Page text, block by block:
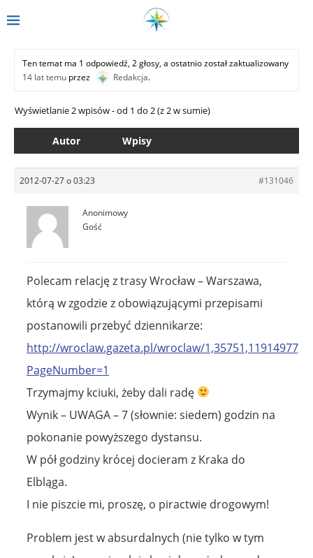
Ten temat ma 1 odpowiedź, 2 głosy, a ostatnio został zaktualizowany
14 lat temu przez Redakcja.
Wyświetlanie 2 wpisów - od 1 do 2 (z 2 w sumie)
Autor Wpisy
2012-07-27 o 03:23 #131046
Anonimowy
Gość
Polecam relację z trasy Wrocław – Warszawa,
którą w zgodzie z obowiązującymi przepisami
postanowili przebyć dziennikarze:
http://wroclaw.gazeta.pl/wroclaw/
PageNumber=1
Trzymajmy kciuki, żeby dali radę
Wynik – UWAGA – 7 (słownie: siedem) godzin na
pokonanie powyższego dystansu.
W pół godziny krócej docieram z Kraka do
Elbląga.
I nie piszcie mi, proszę, o piractwie drogowym!
Problem jest w absurdalnych (nie tylko w tym